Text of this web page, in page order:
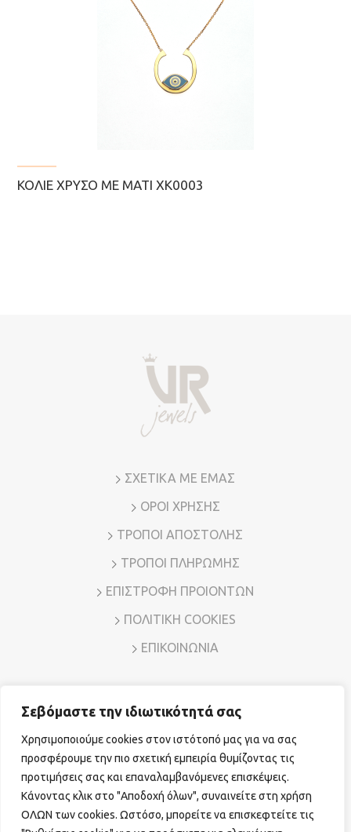
Σεβόμαστε την ιδιωτικότητά σας
Χρησιμοποιούμε cookies στον ιστότοπό μας για να σας
προσφέρουμε την πιο σχετική εμπειρία θυμίζοντας τις
προτιμήσεις σας και επαναλαμβανόμενες επισκέψεις.
Κάνοντας κλικ στο "Αποδοχή όλων", συναινείτε στη χρήση
ΟΛΩΝ των cookies. Ωστόσο, μπορείτε να επισκεφτείτε τις
ΚΟΛΙΈ ΧΡΥΣΌ ΜΕ ΜΆΤΙ ΧΚ0003
ΣΧΕΤΙΚΑ ΜΕ ΕΜΑΣ
ΟΡΟΙ ΧΡΗΣΗΣ
ΤΡΟΠΟΙ ΑΠΟΣΤΟΛΗΣ
ΤΡΟΠΟΙ ΠΛΗΡΩΜΗΣ
ΕΠΙΣΤΡΟΦΗ ΠΡΟΙΟΝΤΩΝ
ΠΟΛΙΤΙΚΗ COOKIES
ΕΠΙΚΟΙΝΩΝΙΑ
Διεύθυνση: Λ. Μεσογείων 7, Αμπελόκηποι – Αθήνα, Τ.Κ.
Τηλ. Επικοινωνίας:
210 7794780 E-mail: sales@vr-jewels.gr
FacebookInstagram